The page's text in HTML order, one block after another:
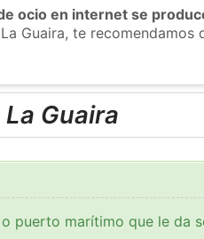
ocio en internet se
Guaira, te recomendamos
Guaira
puerto marítimo que le da